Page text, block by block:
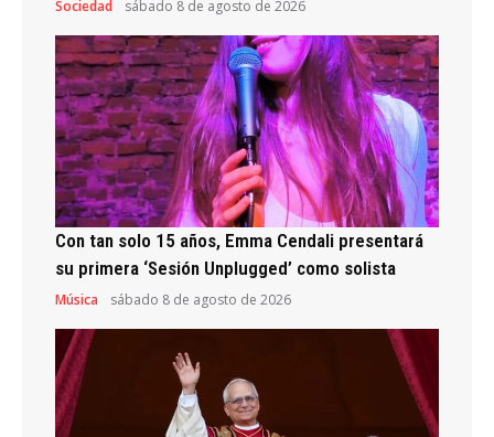
Sociedad sábado 8 de agosto de 2026
Con tan solo 15 años, Emma Cendali presentará
su primera ‘Sesión Unplugged’ como solista
Música sábado 8 de agosto de 2026